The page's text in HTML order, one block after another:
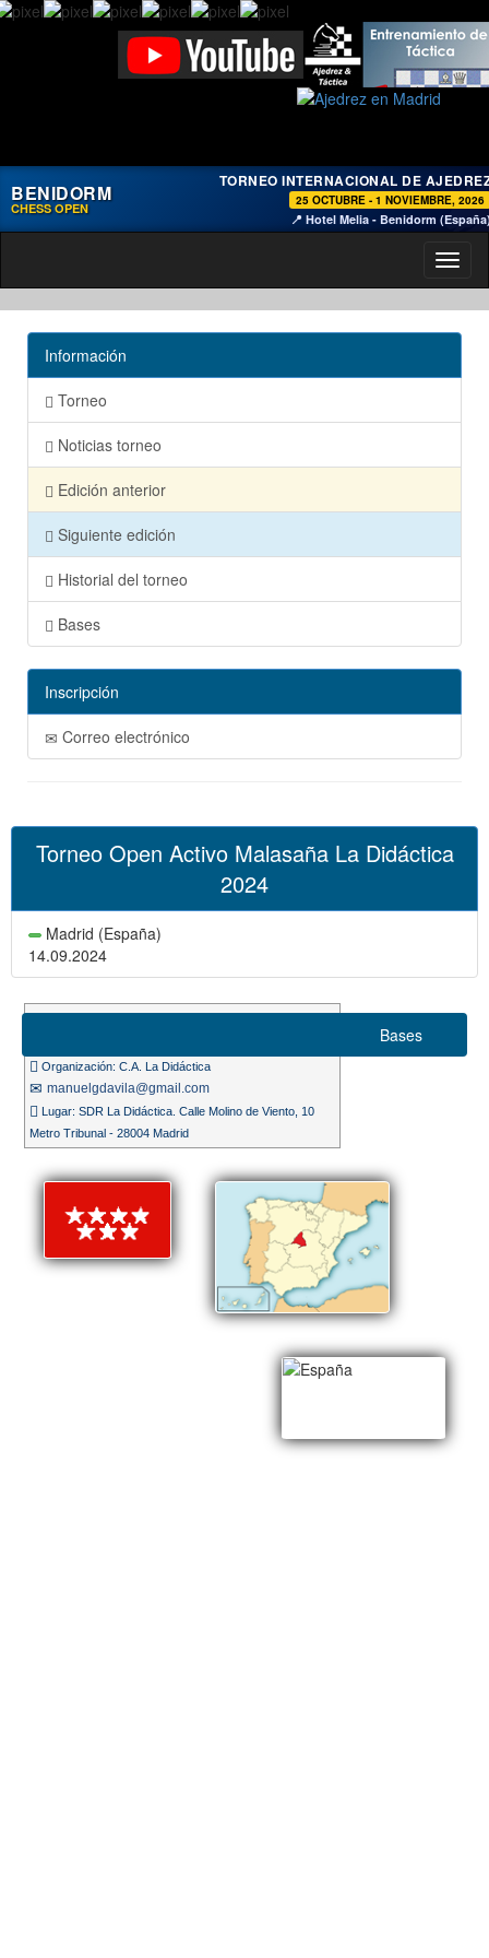
BENIDORM
CHESS OPEN
TORNEO INTERNACIONAL DE
25 OCTUBRE - 1 NOVIEMBRE, 2026
📍 Hotel Melia - Benidorm
Información
Torneo
Noticias torneo
Edición anterior
Siguiente edición
Historial del torneo
Bases
Inscripción
Correo electrónico
Torneo Open Activo Malasaña La Didáctica
2024
Madrid (España)
14.09.2024
Organización: C.A. La Didáctica
manuelgdavila@gmail.com
Lugar: SDR La Didáctica. Calle Molino de Viento, 10
Metro Tribunal - 28004 Madrid
Bases